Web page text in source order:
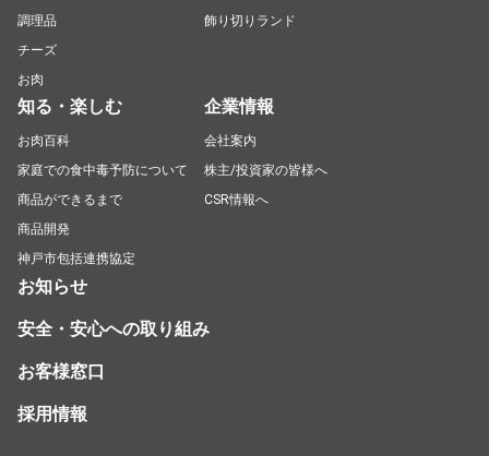
調理品
チーズ
お肉
飾り切りランド
知る・楽しむ
お肉百科
家庭での食中毒予防について
商品ができるまで
商品開発
神戸市包括連携協定
企業情報
会社案内
株主/投資家の皆様へ
CSR情報へ
お知らせ
安全・安心への取り組み
お客様窓口
採用情報